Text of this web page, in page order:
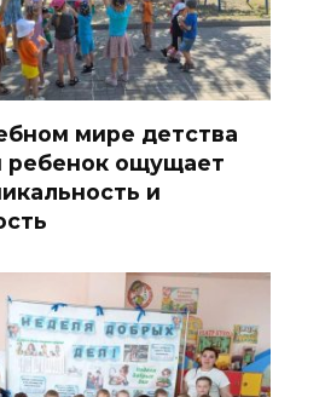
мире детства
ребенок ощущает
и